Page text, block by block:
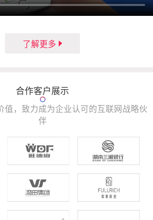
了解更多
合作客户展示
值，致力成为企业认可的互联网战略伙
伴